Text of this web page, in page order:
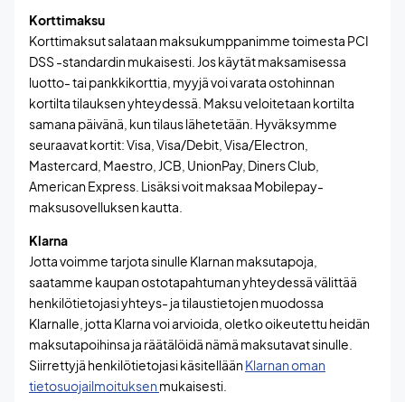
Korttimaksu
Korttimaksut salataan maksukumppanimme toimesta PCI
DSS -standardin mukaisesti. Jos käytät maksamisessa
luotto- tai pankkikorttia, myyjä voi varata ostohinnan
kortilta tilauksen yhteydessä. Maksu veloitetaan kortilta
samana päivänä, kun tilaus lähetetään. Hyväksymme
seuraavat kortit: Visa, Visa/Debit, Visa/Electron,
Mastercard, Maestro, JCB, UnionPay, Diners Club,
American Express. Lisäksi voit maksaa Mobilepay-
maksusovelluksen kautta.
Klarna
Jotta voimme tarjota sinulle Klarnan maksutapoja,
saatamme kaupan ostotapahtuman yhteydessä välittää
henkilötietojasi yhteys- ja tilaustietojen muodossa
Klarnalle, jotta Klarna voi arvioida, oletko oikeutettu heidän
maksutapoihinsa ja räätälöidä nämä maksutavat sinulle.
Siirrettyjä henkilötietojasi käsitellään Klarnan oman
tietosuojailmoituksen mukaisesti.